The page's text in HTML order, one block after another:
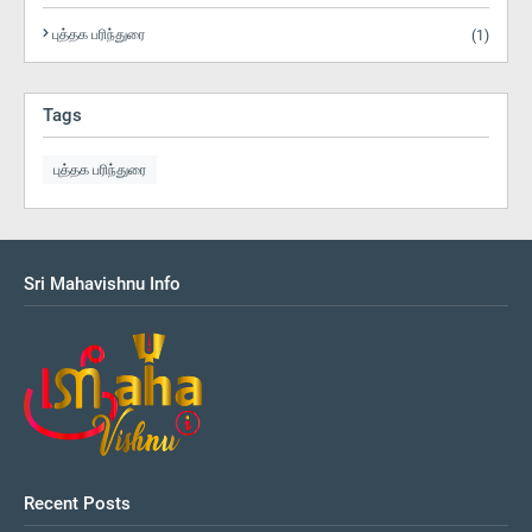
புத்தக பரிந்துரை (1)
Tags
புத்தக பரிந்துரை
Sri Mahavishnu Info
Recent Posts